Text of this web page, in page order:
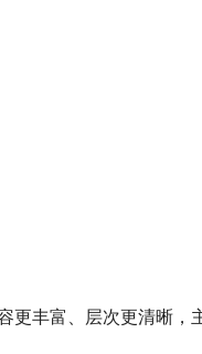
更丰富、层次更清晰，